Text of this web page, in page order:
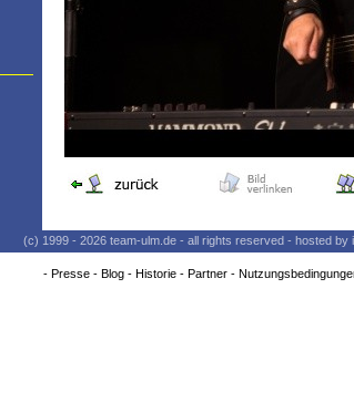
(c) 1999 - 2026 team-ulm.de - all rights reserved - hosted by
- Presse- Blog- Historie- Partner-